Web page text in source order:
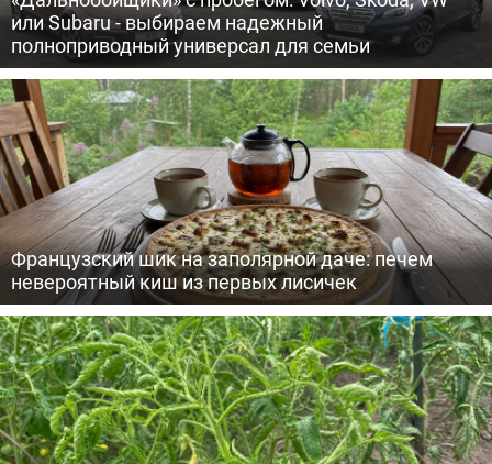
или Subaru - выбираем надежный
полноприводный универсал для семьи
Французский шик на заполярной даче: печем
невероятный киш из первых лисичек